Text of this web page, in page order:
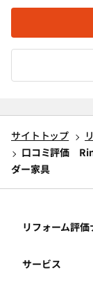
サイトトップ
口コミ評価 Rin
ダー家具
リフォーム評
リフォーム評
サービス